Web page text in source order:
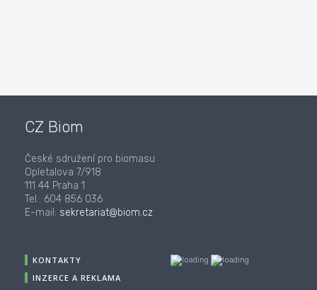
CZ Biom
České sdružení pro biomasu
Opletalova 7/918
111 44 Praha 1
Tel.: 604 856 036
E-mail: sekretariat@biom.cz
KONTAKTY
INZERCE A REKLAMA